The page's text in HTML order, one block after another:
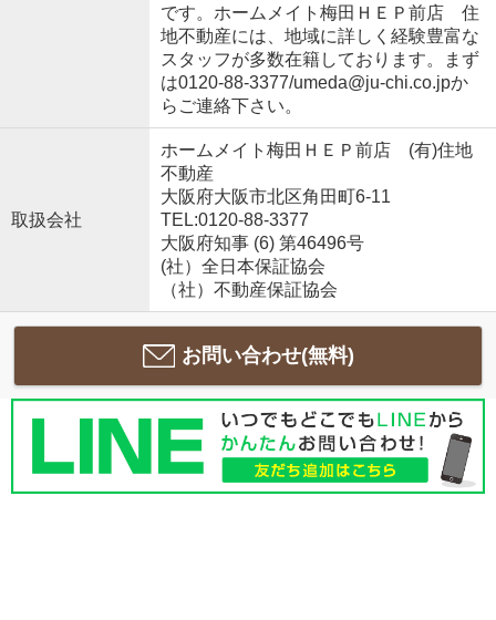
です。ホームメイト梅田ＨＥＰ前店 住
地不動産には、地域に詳しく経験豊富な
スタッフが多数在籍しております。まず
は0120-88-3377/umeda@ju-chi.co.jpか
らご連絡下さい。
取扱会社
ホームメイト梅田ＨＥＰ前店 (有)住地
不動産
大阪府大阪市北区角田町6-11
TEL:0120-88-3377
大阪府知事 (6) 第46496号
(社）全日本保証協会
（社）不動産保証協会
お問い合わせ(無料)